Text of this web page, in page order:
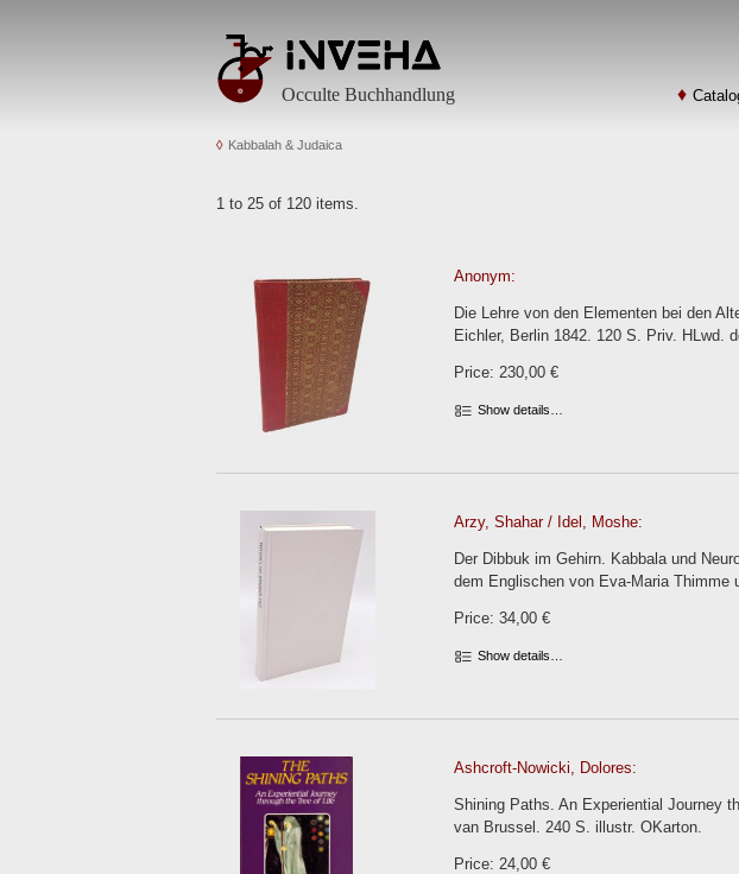
Occulte Buchhandlung
Kabbalah & Judaica
1 to 25 of 120 items.
Anonym:
Die Lehre von den Elementen bei den
Eichler, Berlin 1842. 120 S. Priv. HLwd.
Price: 230,00 €
Show details…
Arzy, Shahar / Idel, Moshe:
Der Dibbuk im Gehirn. Kabbala und
dem Englischen von Eva-Maria Thimme
Price: 34,00 €
Show details…
Ashcroft-Nowicki, Dolores:
Shining Paths. An Experiential Journey
van Brussel. 240 S. illustr. OKarton.
Price: 24,00 €